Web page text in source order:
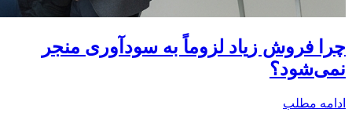
چرا فروش زیاد لزوماً به سودآوری منجر
نمی‌شود؟
ادامه مطلب